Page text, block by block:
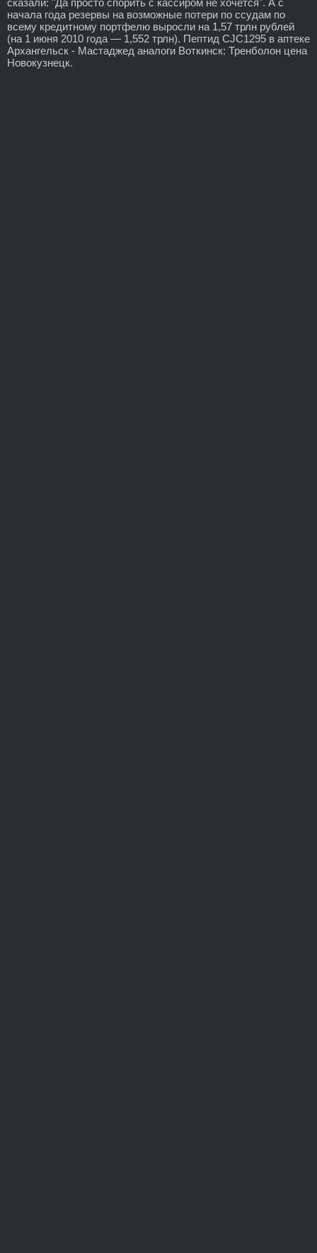
начала года резервы на возможные потери по ссудам по
всему кредитному портфелю выросли на 1,57 трлн рублей
(на 1 июня 2010 года — 1,552 трлн). Пептид CJC1295 в аптеке
Архангельск - Мастаджед аналоги Воткинск: Тренболон цена
Новокузнецк.